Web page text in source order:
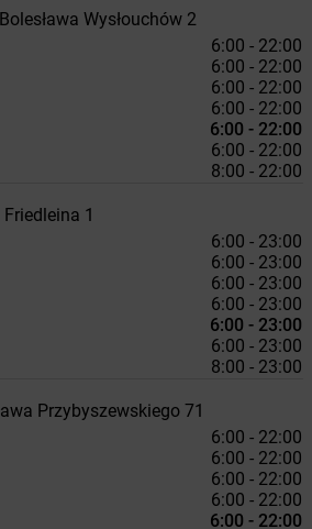
Wysłouchów 2
6:00 - 22:00
6:00 - 22:00
6:00 - 22:00
6:00 - 22:00
6:00 - 22:00
6:00 - 22:00
8:00 - 22:00
1
6:00 - 23:00
6:00 - 23:00
6:00 - 23:00
6:00 - 23:00
6:00 - 23:00
6:00 - 23:00
8:00 - 23:00
Przybyszewskiego 71
6:00 - 22:00
6:00 - 22:00
6:00 - 22:00
6:00 - 22:00
6:00 - 22:00